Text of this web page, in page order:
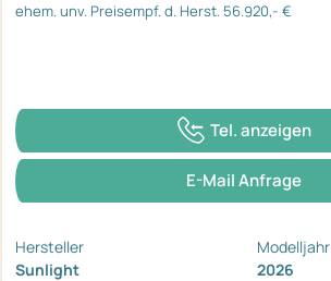
ehem. unv. Preisempf. d. Herst. 56.920,- €
Tel. anzeigen
E-Mail Anfrage
Hersteller
Sunlight
Modelljahr
2026